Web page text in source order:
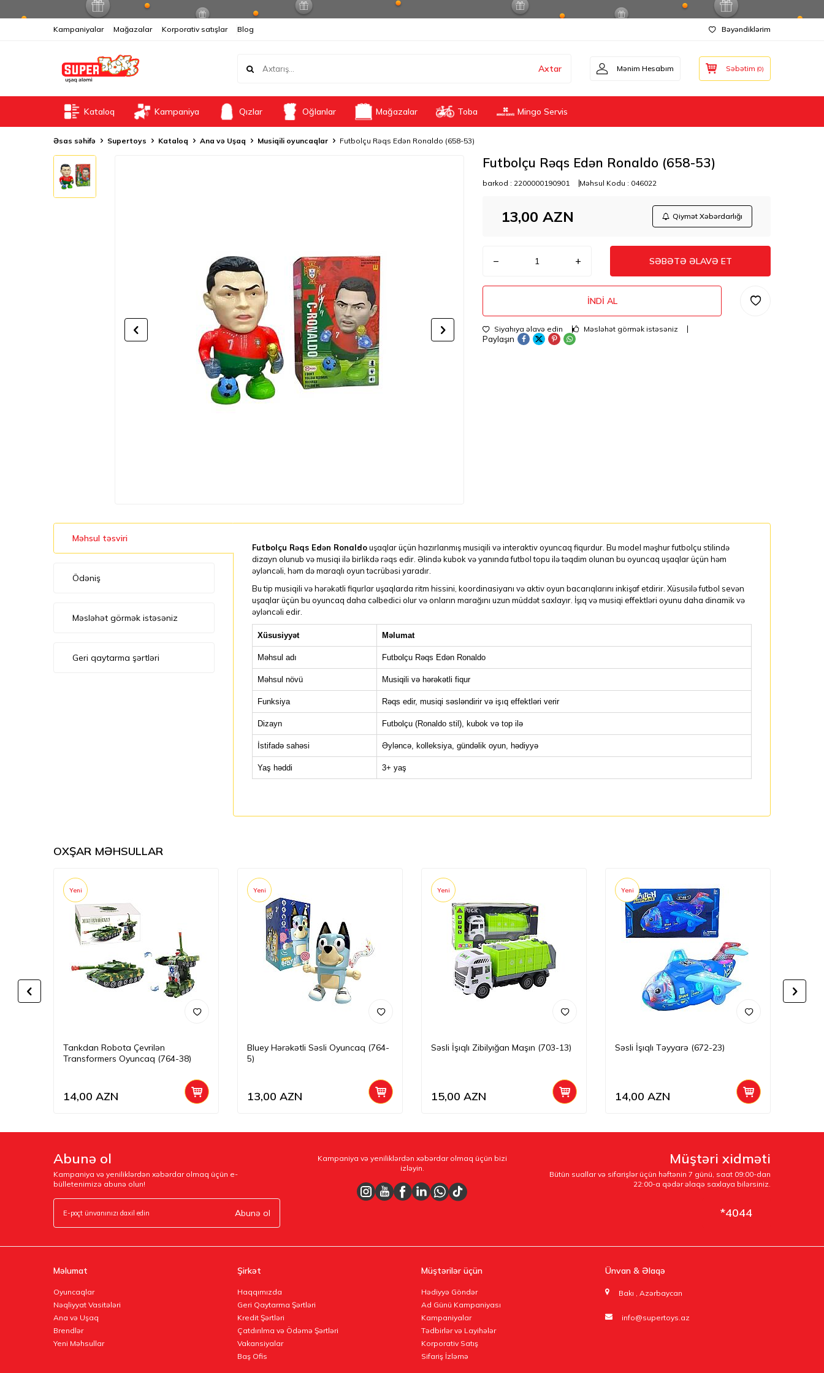
Kampaniyalar Mağazalar Korporativ satışlar Blog Bəyəndiklərim
Axtar Mənim Hesabım Səbətim (0)
Kataloq Kampaniya Qızlar Oğlanlar Mağazalar Toba Mingo Servis
Əsas səhifə Supertoys Kataloq Ana və Uşaq Musiqili oyuncaqlar Futbolçu Rəqs Edən Ronaldo (658-53)
Futbolçu Rəqs Edən Ronaldo (658-53)
barkod : 2200000190901 Məhsul Kodu : 046022
13,00 AZN Qiymət Xəbərdarlığı
SƏBƏTƏ ƏLAVƏ ET
İNDI AL
Siyahıya əlavə edin Məsləhət görmək istəsəniz
Paylaşın
Məhsul təsviri
Ödəniş
Məsləhət görmək istəsəniz
Geri qaytarma şərtləri
Futbolçu Rəqs Edən Ronaldouşaqlar üçün hazırlanmış musiqili və interaktiv oyuncaq fiqurdur. Bu model məşhur futbolçu stilində
dizayn olunub və musiqi ilə birlikdə rəqs edir. Əlində kubok və yanında futbol topu ilə təqdim olunan bu oyuncaq uşaqlar üçün həm
əyləncəli, həm də maraqlı oyun təcrübəsi yaradır.
Bu tip musiqili və hərəkətli fiqurlar uşaqlarda ritm hissini, koordinasiyanı və aktiv oyun bacarıqlarını inkişaf etdirir. Xüsusilə futbol sevən
uşaqlar üçün bu oyuncaq daha cəlbedici olur və onların marağını uzun müddət saxlayır. İşıq və musiqi effektləri oyunu daha dinamik və
əyləncəli edir.
Xüsusiyyət Məlumat
Məhsul adı Futbolçu Rəqs Edən Ronaldo
Məhsul növü Musiqili və hərəkətli fiqur
Funksiya Rəqs edir, musiqi səsləndirir və işıq effektləri verir
Dizayn Futbolçu (Ronaldo stil), kubok və top ilə
İstifadə sahəsi Əyləncə, kolleksiya, gündəlik oyun, hədiyyə
Yaş həddi 3+ yaş
OXŞAR MƏHSULLAR
Yeni
Tankdan Robota Çevrilən
Transformers Oyuncaq (764-38)
14,00 AZN
Yeni
Bluey Hərəkətli Səsli Oyuncaq (764-
5)
13,00 AZN
Yeni
Səsli İşıqlı Zibilyığan Maşın (703-13)
15,00 AZN
Yeni
Səsli İşıqlı Təyyarə (672-23)
14,00 AZN
Abunə ol
Kampaniya və yeniliklərdən xəbərdar olmaq üçün e-
bülletenimizə abunə olun!
Abunə ol
Kampaniya və yeniliklərdən xəbərdar olmaq üçün bizi
izləyin.
Müştəri xidməti
Bütün suallar və sifarişlər üçün həftənin 7 günü, saat 09:00-dan
22:00-a qədər əlaqə saxlaya bilərsiniz.
*4044
Məlumat
Oyuncaqlar
Nəqliyyat Vasitələri
Ana və Uşaq
Brendlər
Yeni Məhsullar
Şirkət
Haqqımızda
Geri Qaytarma Şərtləri
Kredit Şərtləri
Çatdırılma və Ödəmə Şərtləri
Vakansiyalar
Baş Ofis
Müştərilər üçün
Hədiyyə Göndər
Ad Günü Kampaniyası
Kampaniyalar
Tədbirlər və Layihələr
Korporativ Satış
Sifariş İzləmə
Ünvan & Əlaqə
Bakı , Azərbaycan
info@supertoys.az